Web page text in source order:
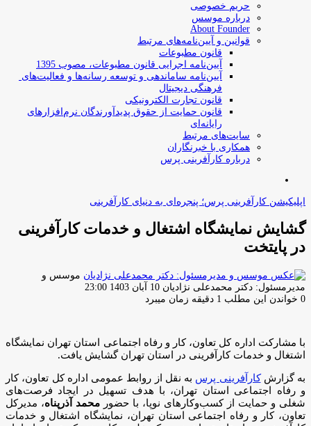
حریم خصوصی
درباره موسس
About Founder
قوانین و آیین‌نامه‌های مرتبط
‌قانون مطبوعات
آیین‌نامه اجرایی قانون مطبوعات، مصوب 1395
آیین‌نامه سامان­دهی و توسعه رسانه­‌ها و فعالیت‌­های
فرهنگی دیجیتال
قانون تجارت الکترونیکی
قانون حمایت از حقوق پدیدآورندگان نرم‌افزارهای
رایانه‌ای
سایت‌های مرتبط
همکاری با خبرنگاران
درباره کارآفرینی پرس
اپلیکیشن کارآفرینی پرس؛ پنجره‌ای به دنیای کارآفرینی
گشایش نمایشگاه اشتغال و خدمات کارآفرینی
در پایتخت
موسس و
مدیرمسئول: دکتر محمدعلی نژادیان ارسال
ایمیل
10 آبان 1403 23:00
0 خواندن این مطلب 1 دقیقه زمان میبرد
با مشارکت اداره کل تعاون، کار و رفاه اجتماعی استان تهران نمایشگاه
اشتغال و خدمات کارآفرینی در استان تهران گشایش یافت.
به گزارشکارآفرینی پرس به نقل از روابط عمومی اداره کل تعاون، کار
و رفاه اجتماعی استان تهران، با هدف تسهیل در ایجاد فرصت‌های
شغلی و حمایت از کسب‌وکارهای نوپا، با حضور محمد آذرپناه، مدیرکل
تعاون، کار و رفاه اجتماعی استان تهران، نمایشگاه اشتغال و خدمات